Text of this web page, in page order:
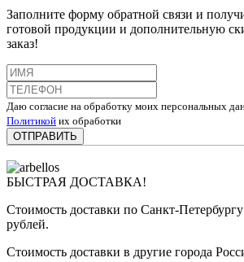
Заполните форму обратной связи и
готовой продукции и дополнительную
заказ!
Даю согласие на обработку моих персональных
Политикой их обработки
ОТПРАВИТЬ
БЫСТРАЯ ДОСТАВКА!
Стоимость доставки по Санкт-
рублей.
Стоимость доставки в другие города